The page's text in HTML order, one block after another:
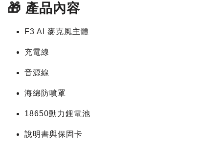
🎁 產品內容
F3 AI 麥克風主體
充電線
音源線
海綿防噴罩
18650動力鋰電池
說明書與保固卡